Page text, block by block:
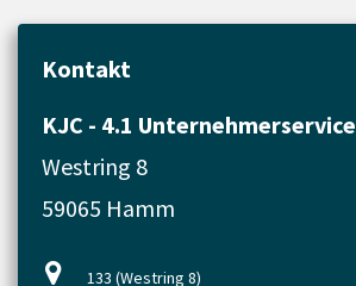
Kontakt
KJC - 4.1 Unternehmerservice
Westring 8
59065 Hamm
133 (Westring 8)